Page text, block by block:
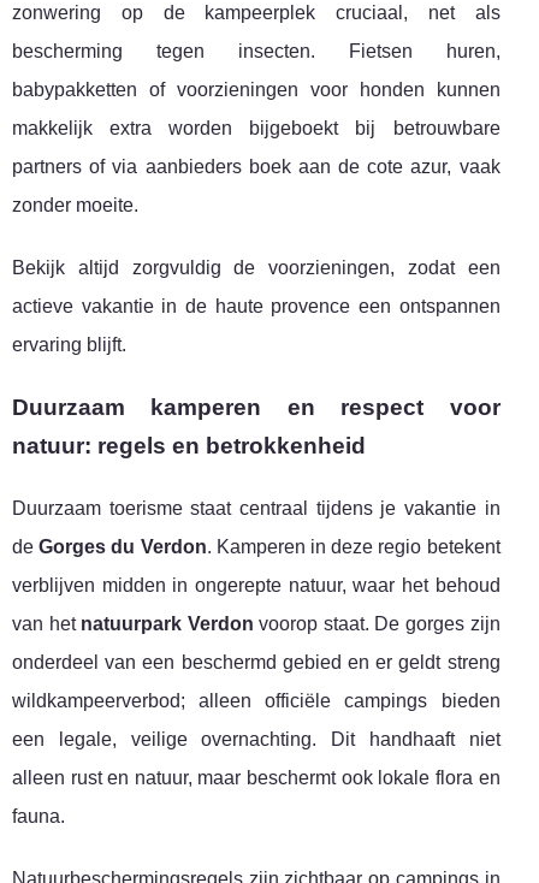
zonwering op de kampeerplek cruciaal, net als
bescherming tegen insecten. Fietsen huren,
babypakketten of voorzieningen voor honden kunnen
makkelijk extra worden bijgeboekt bij betrouwbare
partners of via aanbieders boek aan de cote azur, vaak
zonder moeite.
Bekijk altijd zorgvuldig de voorzieningen, zodat een
actieve vakantie in de haute provence een ontspannen
ervaring blijft.
Duurzaam kamperen en respect voor
natuur: regels en betrokkenheid
Duurzaam toerisme staat centraal tijdens je vakantie in
deGorges du Verdon. Kamperen in deze regio betekent
verblijven midden in ongerepte natuur, waar het behoud
van het natuurpark Verdon voorop staat. De gorges zijn
onderdeel van een beschermd gebied en er geldt streng
wildkampeerverbod; alleen officiële campings bieden
een legale, veilige overnachting. Dit handhaaft niet
alleen rust en natuur, maar beschermt ook lokale flora en
fauna.
Natuurbeschermingsregels zijn zichtbaar op campings in